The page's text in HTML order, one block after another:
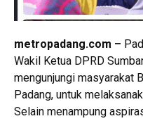
metropadang.com –
Wakil Ketua DPRD
mengunjungi masyarakat
Padang, untuk
Selain menampung